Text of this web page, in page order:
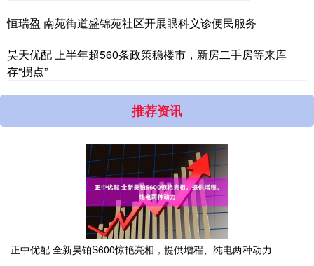
恒瑞盈 南苑街道盛锦苑社区开展眼科义诊便民服务
昊天优配 上半年超560条政策稳楼市，新房二手房等来库
存“拐点”
推荐资讯
正中优配 全新昊铂S600惊艳亮相，提供增程、纯电两种动力